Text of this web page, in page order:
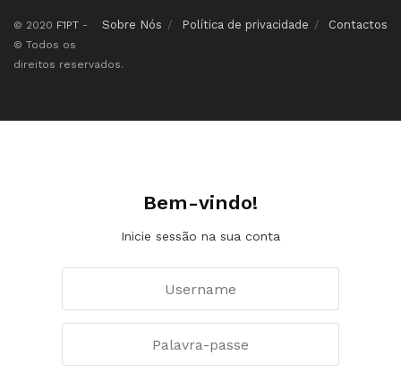
Sobre Nós Política de privacidade Contactos
© 2020 F1PT -
© Todos os
direitos reservados.
Bem-vindo!
Inicie sessão na sua conta